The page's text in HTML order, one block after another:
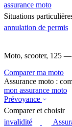
assurance moto
Situations
annulation de permis
Moto, scooter, 125 —
Comparer ma moto
Assurance moto :
mon assurance moto
Prévoyance
Comparer et choisir
invalidité